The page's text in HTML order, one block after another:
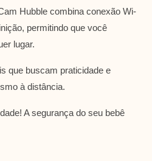
Hubble combina conexão Wi-
permitindo que você
lugar.
que buscam praticidade e
à distância.
A segurança do seu bebê